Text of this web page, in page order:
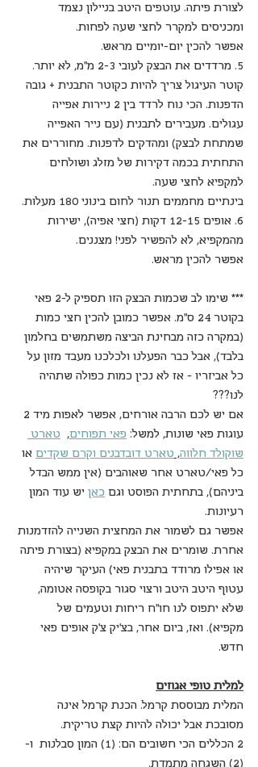
לצורת פיתה. עוטפים היטב בניילון נצמד
ומכניסים למקרר לחצי שעה לפחות.
אפשר להכין יום-יומיים מראש.
5. מרדדים את הבצק לעובי 2-3 מ"מ, לא יותר.
קוטר העיגול צריך להיות כקוטר התבנית + גובה
הדפנות. הכי נוח לרדד בין 2 ניירות אפייה
עגולים. מעבירים לתבנית (עם נייר האפייה
שמתחת לבצק) ומהדקים לדפנות. מחוררים את
התחתית בכמה דקירות של מזלג ושולחים
למקפיא לחצי שעה.
בינתיים מחממים תנור לחום בינוני 180 מעלות.
6. אופים 12-15 דקות (חצי אפיה), ישירות
מהמקפיא, לא להפשיר לפני! מצננים.
אפשר להכין מראש.
*** שימו לב שכמות הבצק הזו תספיק ל-2 פאי
בקוטר 24 ס"מ. אפשר כמובן להכין חצי כמות
(במקרה כזה מבחינת הביצה משתמשים בחלמון
בלבד), אבל כבר הפעלנו ולכלכנו מעבד מזון על
כל אביזריו - אז לא נכין כמות כפולה שתהיה
לנו???
עוגות פאי שונות, למשל: פאי תפוחים, טארט
שוקולד חלווה, טארט דובדבנים וקרם שקדים או
כל פאי/טארט אחר שאוהבים (אין ממש הבדל
ביניהם), בתחתית הפוסט וגם כאן יש עוד המון
רעיונות.
אפשר גם לשמור את המחצית השנייה להזדמנות
אחרת. שומרים את הבצק במקפיא (בצורת פיתה
או אפילו מרודד בתבנית פאי) העיקר שיהיה
עטוף היטב היטב ורצוי סגור בקופסה אטומה,
שלא יתפוס לנו חו"ח ריחות וטעמים של
מקפיא). ואז, ביום אחר, בצ'יק צ'ק אופים פאי
חדש.
למלית טופי אגוזים
המלית מבוססת קרמל. הכנת קרמל אינה
מסובכת אבל יכולה להיות קצת טריקית.
2 הכללים הכי חשובים הם: (1) המון סבלנות  ו-
(2) השגחה מתמדת.